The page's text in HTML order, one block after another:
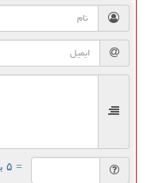
= ۵ بعلاوه ۴